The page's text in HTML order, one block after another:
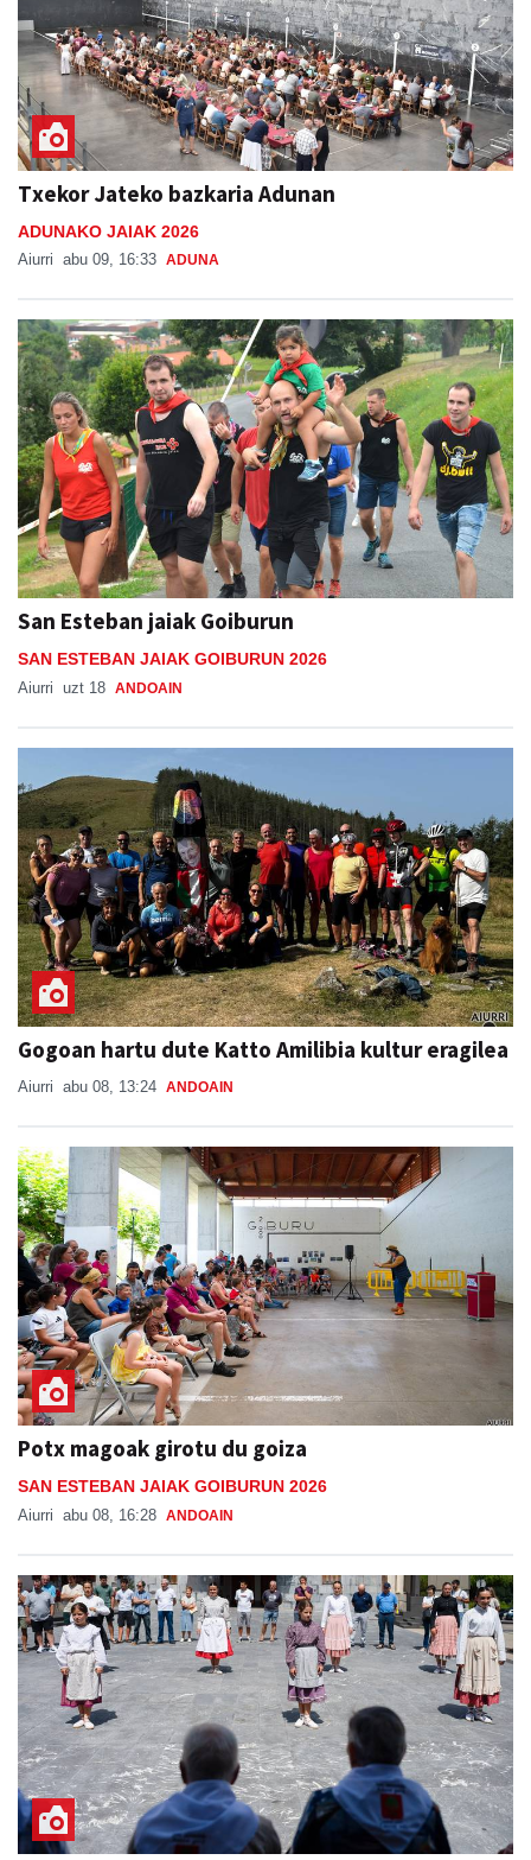
Txekor Jateko bazkaria Adunan
ADUNAKO JAIAK 2026
Aiurri abu 09, 16:33 ADUNA
San Esteban jaiak Goiburun
SAN ESTEBAN JAIAK GOIBURUN 2026
Aiurri uzt 18 ANDOAIN
Gogoan hartu dute Katto Amilibia kultur eragilea
Aiurri abu 08, 13:24 ANDOAIN
Potx magoak girotu du goiza
SAN ESTEBAN JAIAK GOIBURUN 2026
Aiurri abu 08, 16:28 ANDOAIN